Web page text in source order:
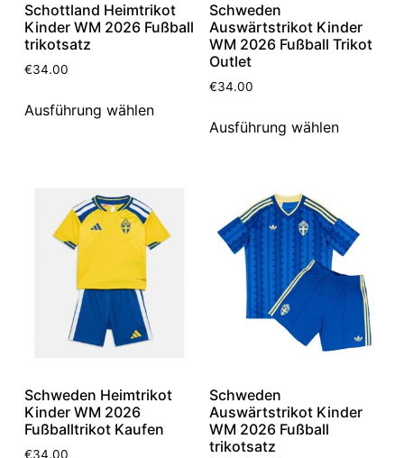
Schottland Heimtrikot
Kinder WM 2026 Fußball
trikotsatz
€34.00
Ausführung wählen
Schweden
Auswärtstrikot Kinder
WM 2026 Fußball Trikot
Outlet
€34.00
Ausführung wählen
Schweden Heimtrikot
Kinder WM 2026
Fußballtrikot Kaufen
€34.00
Schweden
Auswärtstrikot Kinder
WM 2026 Fußball
trikotsatz